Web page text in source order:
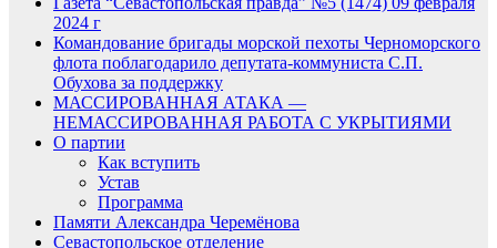
2024 г
Командование бригады морской пехоты Черноморского
флота поблагодарило депутата-коммуниста С.П.
Обухова за поддержку
МАССИРОВАННАЯ АТАКА —
НЕМАССИРОВАННАЯ РАБОТА С УКРЫТИЯМИ
О партии
Как вступить
Устав
Программа
Памяти Александра Черемёнова
Севастопольское отделение